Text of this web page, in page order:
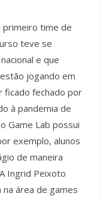
primeiro time de
teve se
e que
jogando em
ficado fechado por
à pandemia de
Game Lab possui
exemplo, alunos
de maneira
Ingrid Peixoto
área de games